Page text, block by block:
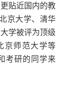
贴近国内的教
京大学、清华
学被评为顶级
京师范大学等
考研的同学来